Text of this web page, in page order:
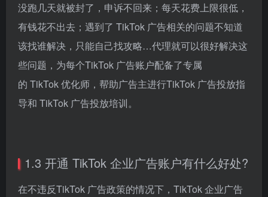
没跑几天就被封了，申诉不回来；每天花费上限很低，
有钱花不出去；遇到了 TikTok 广告相关的问题不知道
该找谁解决，只能自己找攻略…代理就可以很好解决这
些问题，为每个TikTok 广告账户配备了专属
的 TikTok 优化师，帮助广告主进行TikTok 广告投放指
导和 TikTok 广告投放培训。
1.3 开通 TikTok 企业广告账户有什么好处?
在不违反TikTok 广告政策的情况下，TikTok 企业广告